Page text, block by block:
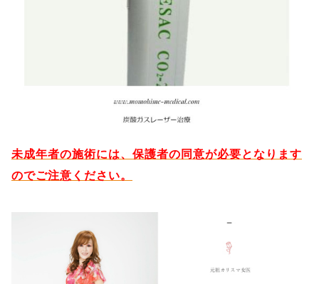
未成年者の施術には、保護者の同意が必要となります
のでご注意ください。